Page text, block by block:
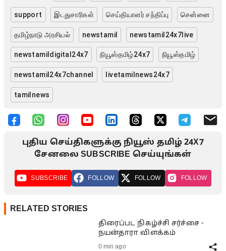
support இடதுசாரிகள் செய்தியாளர் சந்திப்பு சென்னை
தமிழ்நாடு அரசியல் newstamil newstamil24x7live
newstamildigital24x7 நியூஸ்தமிழ்24x7 நியூஸ்தமிழ்
newstamil24x7channel livetamilnews24x7
tamilnews
புதிய செய்திகளுக்கு நியூஸ் தமிழ் 24X7
சேனலை SUBSCRIBE செய்யுங்கள்
SUBSCRIBE FOLLOW FOLLOW FOLLOW
RELATED STORIES
திரைப்பட நிகழ்ச்சி சர்ச்சை -
நயன்தாரா விளக்கம்
0 min ago